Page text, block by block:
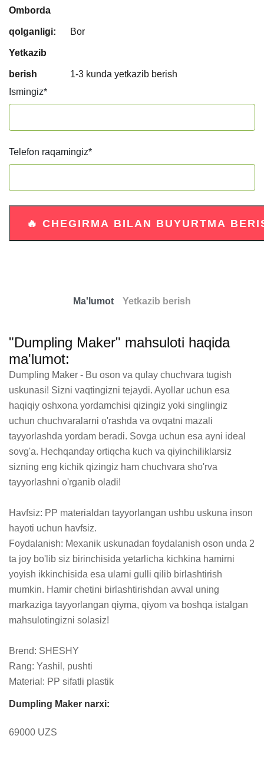
Omborda
qolganligi: Bor
Yetkazib
berish
1-3 kunda yetkazib berish
Ismingiz*
Telefon raqamingiz*
Ma'lumot Yetkazib berish
"Dumpling Maker" mahsuloti haqida
ma'lumot:
Dumpling Maker - Bu oson va qulay chuchvara tugish
uskunasi! Sizni vaqtingizni tejaydi. Ayollar uchun esa
haqiqiy oshxona yordamchisi qizingiz yoki singlingiz
uchun chuchvaralarni o'rashda va ovqatni mazali
tayyorlashda yordam beradi. Sovga uchun esa ayni ideal
sovg'a. Hechqanday ortiqcha kuch va qiyinchiliklarsiz
sizning eng kichik qizingiz ham chuchvara sho'rva
tayyorlashni o'rganib oladi!
Havfsiz: PP materialdan tayyorlangan ushbu uskuna inson
hayoti uchun havfsiz.
Foydalanish: Mexanik uskunadan foydalanish oson unda 2
ta joy bo'lib siz birinchisida yetarlicha kichkina hamirni
yoyish ikkinchisida esa ularni gulli qilib birlashtirish
mumkin. Hamir chetini birlashtirishdan avval uning
markaziga tayyorlangan qiyma, qiyom va boshqa istalgan
mahsulotingizni solasiz!
Brend: SHESHY
Rang: Yashil, pushti
Material: PP sifatli plastik
Dumpling Maker narxi:
69000 UZS